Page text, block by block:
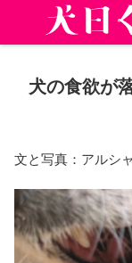
犬の食欲が
文と写真：アルシ